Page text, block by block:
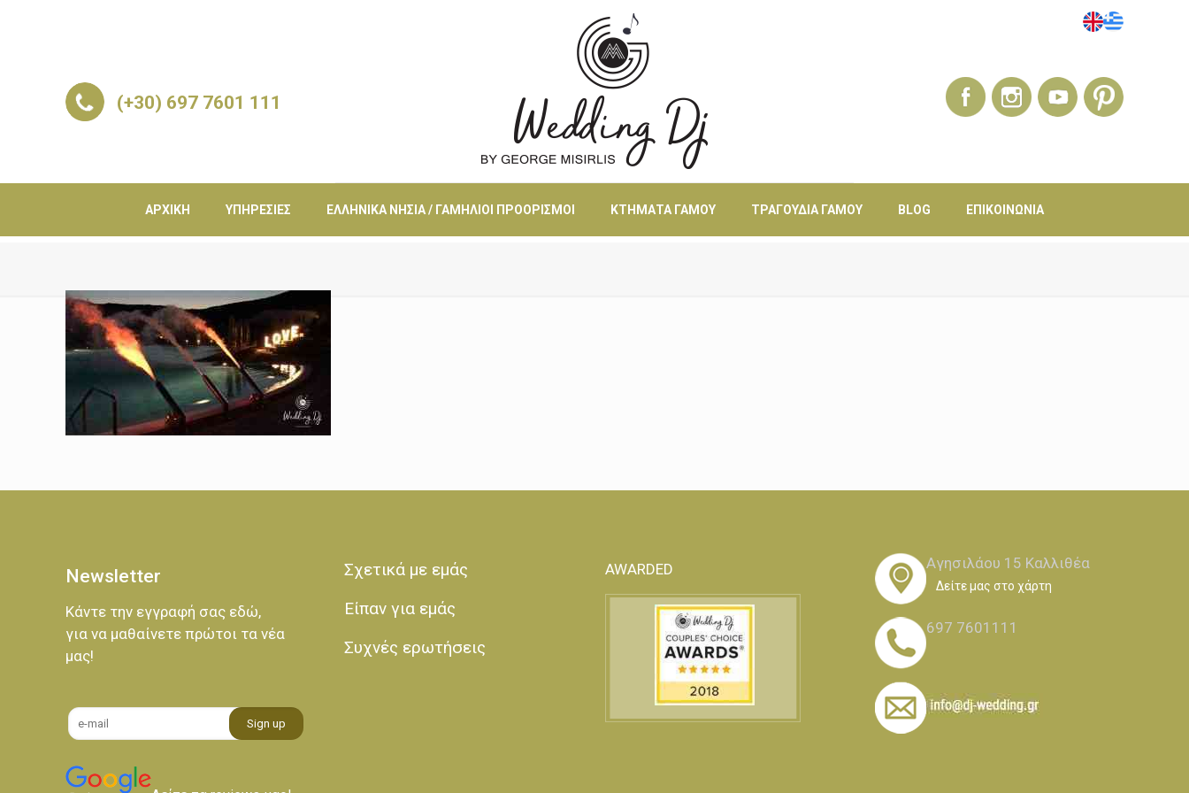
(+30) 697 7601 111
ΑΡΧΙΚΉ ΥΠΗΡΕΣΊΕΣ ΕΛΛΗΝΙΚΆ ΝΗΣΙΆ / ΓΑΜΉΛΙΟΙ ΠΡΟΟΡΙΣΜΟΊ ΚΤΉΜΑΤΑ ΓΆΜΟΥ ΤΡΑΓΟΎΔΙΑ ΓΆΜΟΥ BLOG ΕΠΙΚΟΙΝΩΝΊΑ
Newsletter
Κάντε την εγγραφή σας εδώ,
για να μαθαίνετε πρώτοι τα νέα
μας!
Σχετικά με εμάς
Είπαν για εμάς
Συχνές ερωτήσεις
AWARDED Αγησιλάου 15 Καλλιθέα
Δείτε μας στο χάρτη
697 7601111